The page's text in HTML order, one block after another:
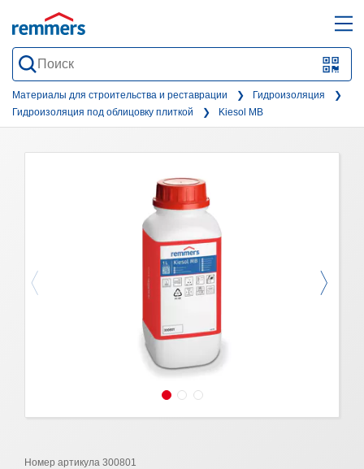
QR-
Code
form
Материалы для строительства и реставрации
Гидроизоляция
Гидроизоляция под облицовку плиткой
Kiesol MB
Номер артикула 300801